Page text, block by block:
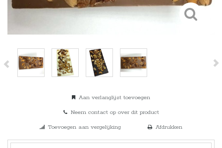
Aan verlanglijst toevoegen
Neem contact op over dit product
Toevoegen aan vergelijking
Afdrukken